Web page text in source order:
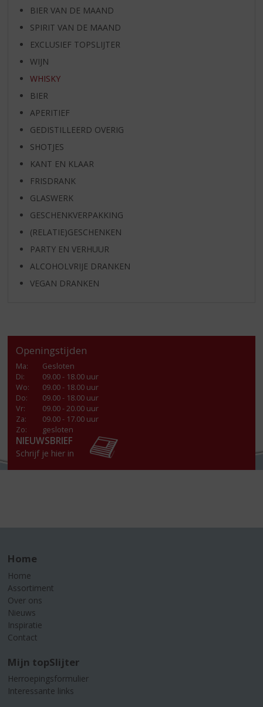
BIER VAN DE MAAND
SPIRIT VAN DE MAAND
EXCLUSIEF TOPSLIJTER
WIJN
WHISKY
BIER
APERITIEF
GEDISTILLEERD OVERIG
SHOTJES
KANT EN KLAAR
FRISDRANK
GLASWERK
GESCHENKVERPAKKING
(RELATIE)GESCHENKEN
PARTY EN VERHUUR
ALCOHOLVRIJE DRANKEN
VEGAN DRANKEN
Openingstijden
Ma:
Gesloten
Di:
09.00 - 18.00 uur
Wo:
09.00 - 18.00 uur
Do:
09.00 - 18.00 uur
Vr:
09.00 - 20.00 uur
Za:
09.00 - 17.00 uur
Zo:
gesloten
NIEUWSBRIEF
Schrijf je hier in
Home
Home
Assortiment
Over ons
Nieuws
Inspiratie
Contact
Mijn topSlijter
Herroepingsformulier
Interessante links